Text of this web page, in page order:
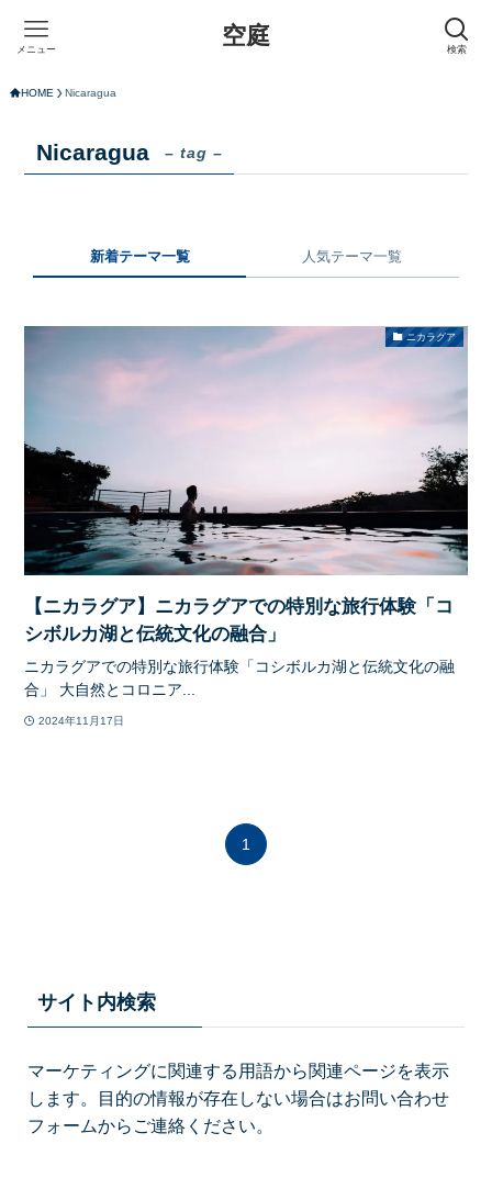
空庭 検索
メニュー
HOME Nicaragua
Nicaragua – tag –
新着テーマ一覧 人気テーマ一覧
ニカラグア
【ニカラグア】ニカラグアでの特別な旅行体験「コ
シボルカ湖と伝統文化の融合」
ニカラグアでの特別な旅行体験「コシボルカ湖と伝統文化の融
合」 大自然とコロニア...
2024年11月17日
1
サイト内検索
マーケティングに関連する用語から関連ページを表示
します。目的の情報が存在しない場合はお問い合わせ
フォームからご連絡ください。